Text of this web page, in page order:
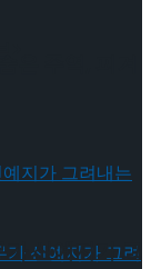
주역, 피겨
신예지가 그